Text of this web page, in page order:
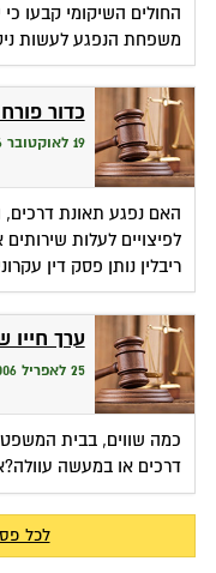
החולים השיקומי קבעו
משפחת הנפגע לעשות
כדור
19 לאוקטובר 2006
האם נפגע תאונת דרכים,
לפיצויים לעלות
ריבלין נותן פסק דין
ערך חייו
25 לאפריל 2006
כמה שווים, בבית המשפט
דרכים או במעשה
לכל